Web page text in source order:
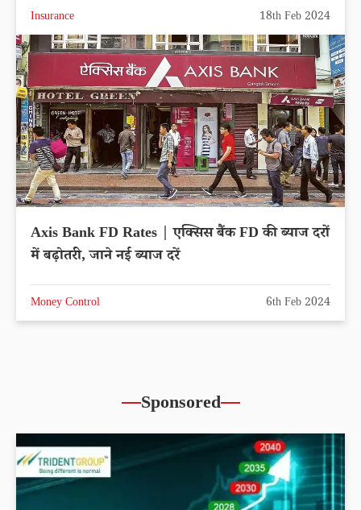
Insurance 18th Feb 2024
Axis Bank FD Rates | एक्सिस बैंक FD की ब्याज दरों
में बढ़ोतरी, जाने नई ब्याज दरें
Money Control 6th Feb 2024
Sponsored